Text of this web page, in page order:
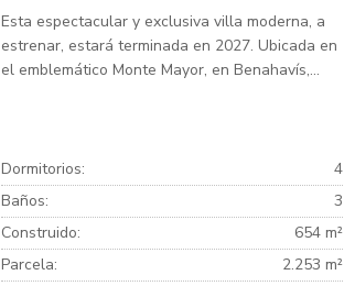
Esta espectacular y exclusiva villa moderna, a
estrenar, estará terminada en 2027. Ubicada en
el emblemático Monte Mayor, en Benahavís,...
Dormitorios:
4
Baños:
3
Construido:
654 m²
Parcela:
2.253 m²